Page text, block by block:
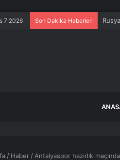
7 2026 Son Dakika Haberleri
/ Haber / Antalyaspor hazırlık